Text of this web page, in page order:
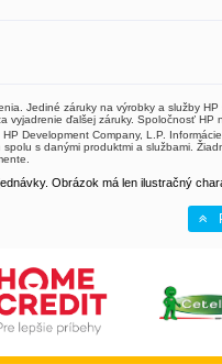
Jediné záruky na výrobky a služby
vyjadrenie ďalšej záruky. Spoločnosť
Development Company, L.P.
s danými produktmi a službami.
Obrázok má len ilustračný